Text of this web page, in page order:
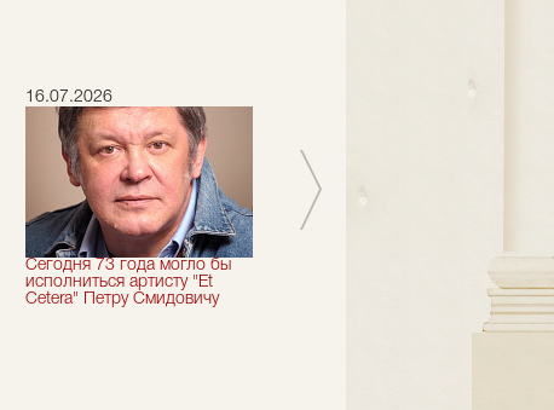
16.07.2026
Сегодня 73 года могло бы
исполниться артисту "Et
Cetera" Петру Смидовичу
отмечает актер "Et Cetera" -